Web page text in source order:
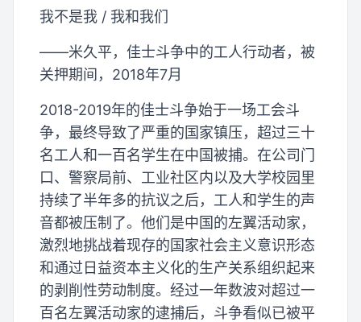
我不是我 / 我和我们
——米久平，佳士斗争中的工人行动者，被
关押期间，2018年7月
2018-2019年的佳士斗争始于一场工会斗
争，最终导致了严重的国家镇压，超过三十
名工人和一百名学生在中国被捕。在公司门
口、警察局前、工业社区内以及大学校园里
持续了半年多的抗议之后，工人和学生的声
音都被压制了。他们是中国的左翼活动家，
激烈地挑战着现存的国家社会主义意识形态
和通过日益资本主义化的生产关系组织起来
的剥削性劳动制度。经过一年数波对超过一
百名左翼活动家的逮捕后，斗争看似已被平